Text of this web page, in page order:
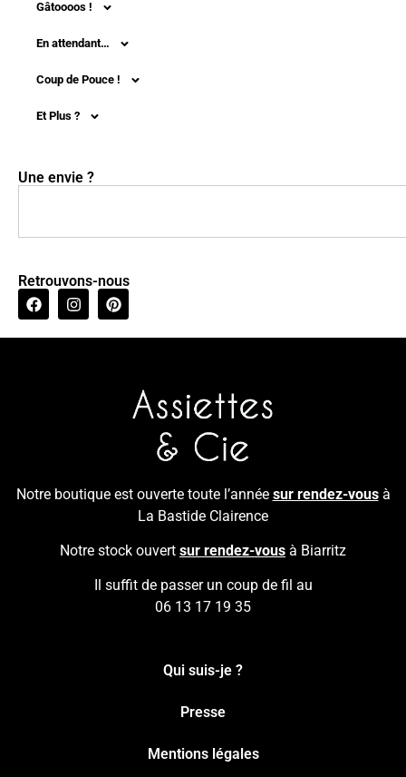
Gâtoooos !
En attendant…
Coup de Pouce !
Et Plus ?
Une envie ?
Retrouvons-nous
Notre boutique est ouverte toute l’année sur rendez-vousà
La Bastide Clairence
Notre stock ouvert sur rendez-vous à Biarritz
Il suffit de passer un coup de fil au
06 13 17 19 35
Qui suis-je ?
Presse
Mentions légales